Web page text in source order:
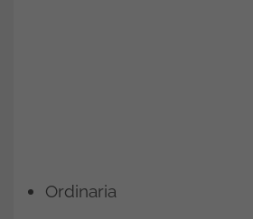
Ordinaria